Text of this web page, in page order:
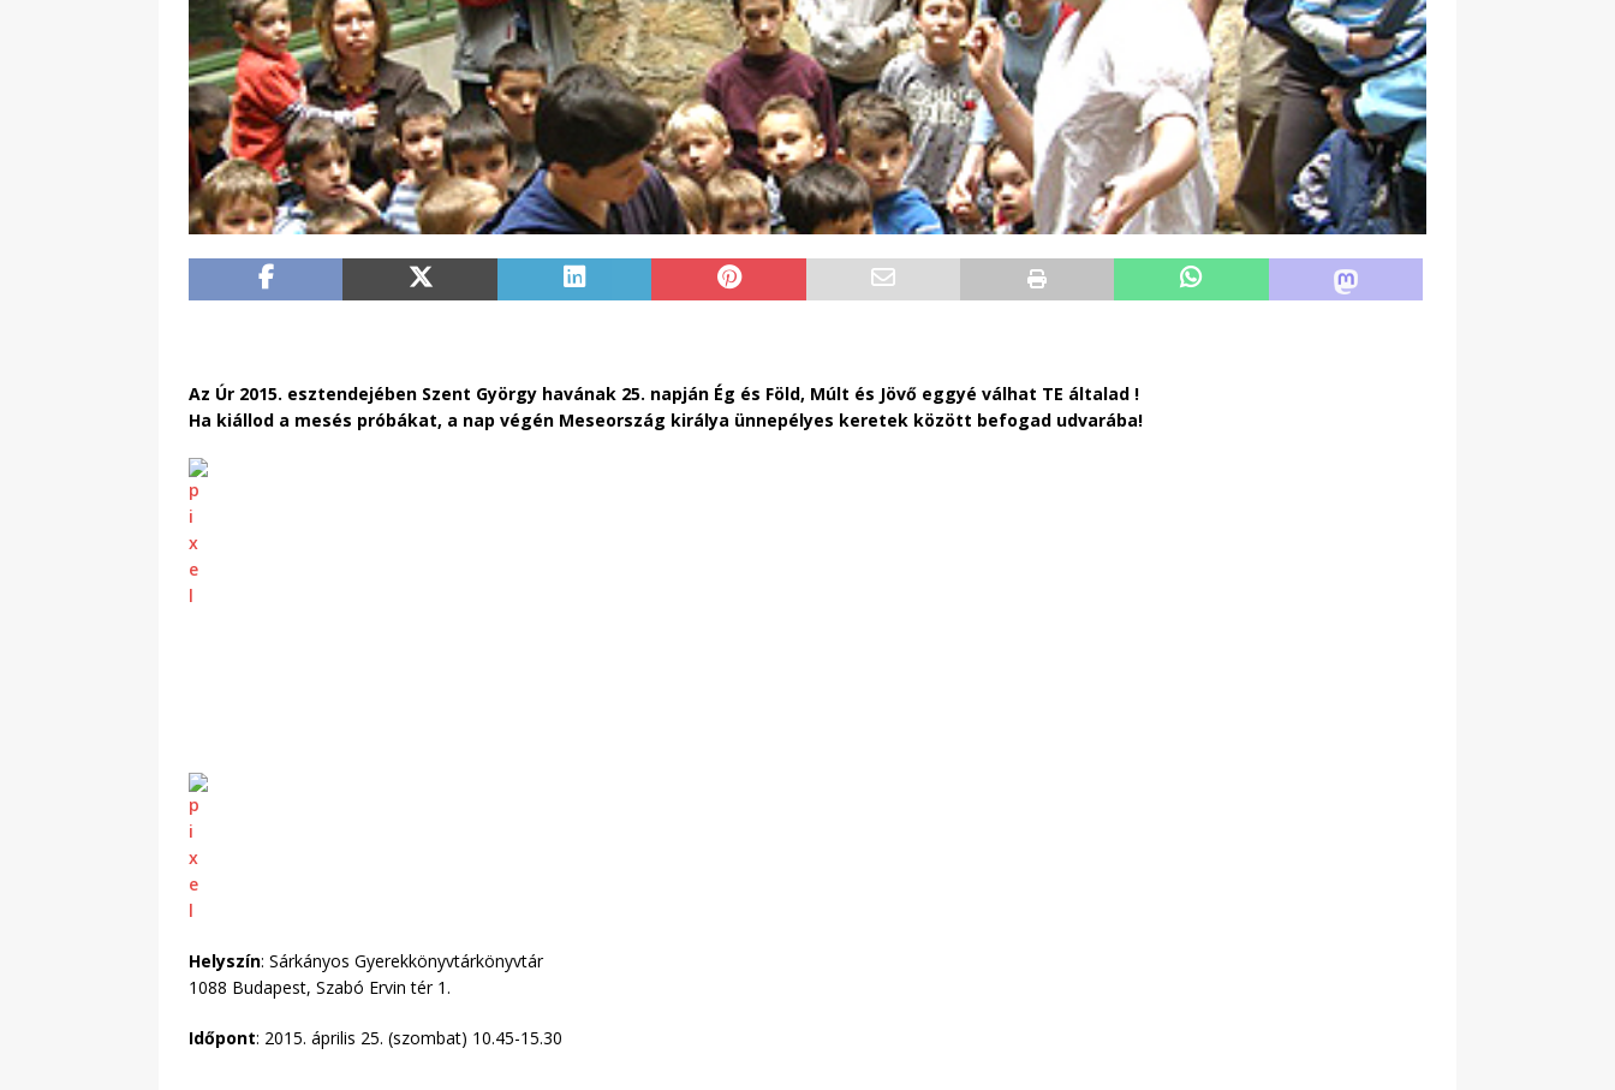
Az Úr 2015. esztendejében Szent György havának 25. napján Ég és Föld, Múlt és Jövő eggyé válhat TE általad !
Ha kiállod a mesés próbákat, a nap végén Meseország királya ünnepélyes keretek között befogad udvarába!
Helyszín: Sárkányos Gyerekkönyvtárkönyvtár
1088 Budapest, Szabó Ervin tér 1.
Időpont: 2015. április 25. (szombat) 10.45-15.30